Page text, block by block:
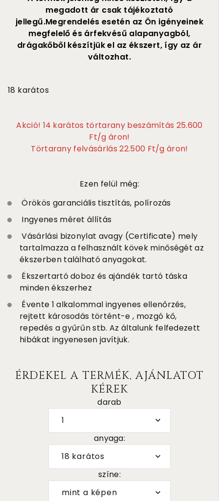
megadott ár csak tájékoztató
jellegű.Megrendelés esetén az Ön igényeinek
megfelelő és árfekvésű alapanyagból,
drágakőből készítjük el az ékszert, így az ár
változhat.
18 karátos
Akció! 14 karátos törtarany beszámítás 25.600
Ft/g áron!
Törtarany felvásárlás 22.500 Ft/g áron!
Ezen felül még:
Örökös garanciális tisztítás, polírozás
Ingyenes méret állítás
Vásárlási bizonylat avagy (Certificate) mely
tartalmazza a felhasznált kövek minőségét az
ékszerben található anyagokat.
Ékszertartó doboz és ajándék tartó táska
minden ékszerhez
Évente 1 alkalommal ingyenes ellenőrzés,
rejtett károsodás történt-e , mozgó kő,
repedés a gyűrűn stb. Az általunk felfedezett
hibákat ingyenesen javítjuk.
ÉRDEKEL A TERMÉK, AJÁNLATOT
KÉREK
darab
1
anyaga:
18 karátos
színe:
mint a képen